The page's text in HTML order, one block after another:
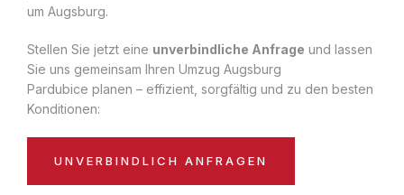
um Augsburg.
Stellen Sie jetzt eine unverbindliche Anfrage und lassen
Sie uns gemeinsam Ihren Umzug Augsburg
Pardubice planen – effizient, sorgfältig und zu den besten
Konditionen:
UNVERBINDLICH ANFRAGEN